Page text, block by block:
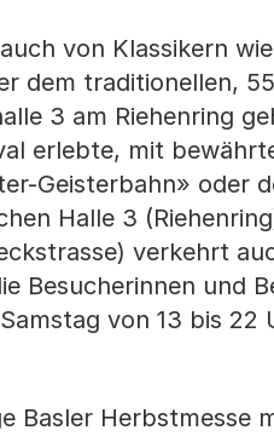
von Klassikern wie
dem traditionellen,
3 am Riehenring
erlebte, mit
Geisterbahn» oder
Halle 3
verkehrt
Besucherinnen und
von 13 bis 22
Basler Herbstmesse